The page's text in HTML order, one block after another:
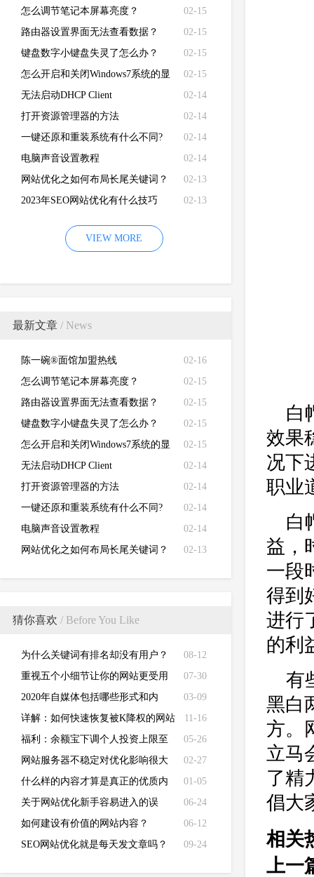
02-15
怎么调节笔记本屏幕亮度？
02-15
路由器设置界面无法查看数据？
02-15
键盘数字小键盘失灵了怎么办？
02-15
怎么开启和关闭Windows7系统的显
卡硬件加速功能
02-14
无法启动DHCP Client
02-14
打开资源管理器的方法
02-14
一键还原和重装系统有什么不同?
02-14
电脑声音设置教程
02-13
网站优化之如何布局长尾关键词？
02-13
2023年SEO网站优化有什么技巧
VIEW MORE
最新文章 / News
02-16
陈一碗®面馆加盟热线
02-15
怎么调节笔记本屏幕亮度？
02-15
路由器设置界面无法查看数据？
02-15
键盘数字小键盘失灵了怎么办？
02-15
怎么开启和关闭Windows7系统的显
卡硬件加速功能
02-14
无法启动DHCP Client
02-14
打开资源管理器的方法
02-14
一键还原和重装系统有什么不同?
02-14
电脑声音设置教程
02-13
网站优化之如何布局长尾关键词？
猜你喜欢 / Before You Like
08-12
为什么关键词有排名却没有用户？
07-30
重视五个小细节让你的网站更受用
户喜爱！
03-09
2020年自媒体包括哪些形式和内
容？
11-16
详解：如何快速恢复被K降权的网站
05-26
福利：余额宝下调个人投资上限至
25万元
02-27
网站服务器不稳定对优化影响很大
01-05
什么样的内容才算是真正的优质内
容？
06-24
关于网站优化新手容易进入的误
区！
06-12
如何建设有价值的网站内容？
09-24
SEO网站优化就是每天发文章吗？
白
效果
况下
职业
白
益，
一段
得到
进行
的利
有
黑白
方。
立马
了精
倡大
相关
上一